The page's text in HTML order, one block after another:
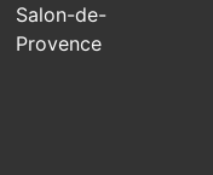
Salon-de-
Provence